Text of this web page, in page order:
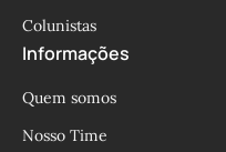
Colunistas
Informações
Quem somos
Nosso Time